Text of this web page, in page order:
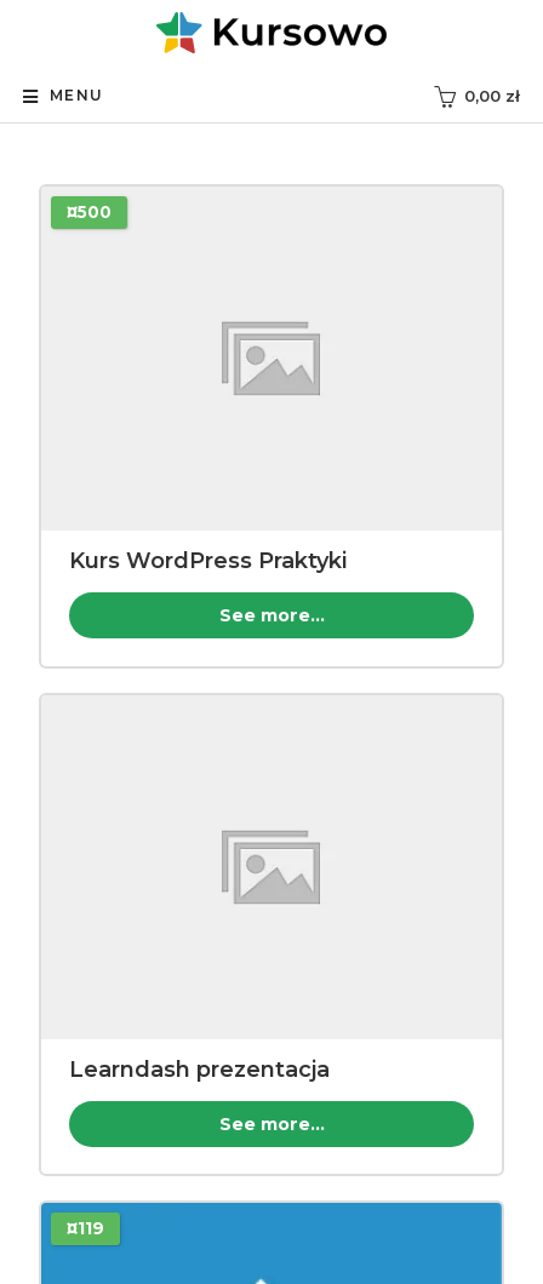
MENU 0,00 zł
¤500
Kurs WordPress Praktyki
See more...
Learndash prezentacja
See more...
¤119